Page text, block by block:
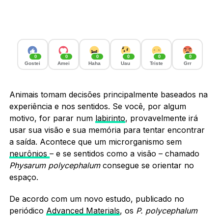
0
Gostei
0
Amei
0
Haha
0
Uau
0
Triste
0
Grr
Animais tomam decisões principalmente baseados na
experiência e nos sentidos. Se você, por algum
motivo, for parar num labirinto, provavelmente irá
usar sua visão e sua memória para tentar encontrar
a saída. Acontece que um microrganismo sem
neurônios – e se sentidos como a visão – chamado
Physarum polycephalumconsegue se orientar no
espaço.
De acordo com um novo estudo, publicado no
periódico Advanced Materials, os P. polycephalum